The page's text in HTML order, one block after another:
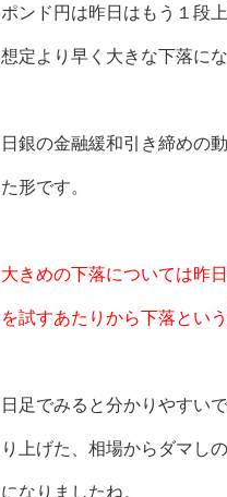
ポンド円は昨日はもう１段
想定より早く大きな下落に
日銀の金融緩和引き締めの
た形です。
大きめの下落については昨
を試すあたりから下落とい
日足でみると分かりやすい
り上げた、相場からダマし
になりましたね。